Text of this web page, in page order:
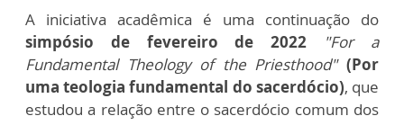
A iniciativa acadêmica é uma continuação do
simpósio de fevereiro de 2022
"For a
Fundamental Theology of the Priesthood" (Por
uma teologia fundamental do sacerdócio), que
estudou a relação entre o sacerdócio comum dos